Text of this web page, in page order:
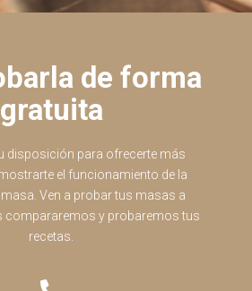
de forma
gratuita
disposición para ofrecerte más
el funcionamiento de la
Ven a probar tus masas a
compararemos y probaremos tus
recetas.